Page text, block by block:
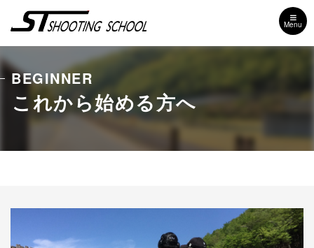
Menu
これから始める方へ
BEGINNER